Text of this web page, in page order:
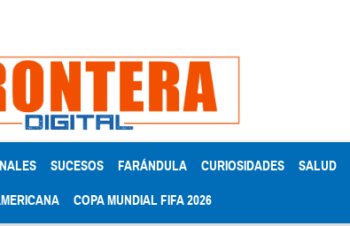
SUCESOS FARÁNDULA CURIOSIDADES SALUD
COPA MUNDIAL FIFA 2026